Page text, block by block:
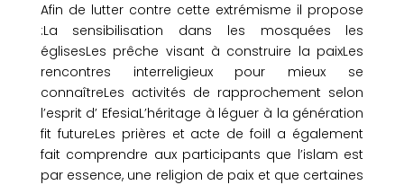
Afin de lutter contre cette extrémisme il propose
:La sensibilisation dans les mosquées les
églisesLes prêche visant à construire la paixLes
rencontres interreligieux pour mieux se
connaîtreLes activités de rapprochement selon
l’esprit d’ EfesiaL’héritage à léguer à la génération
fit futureLes prières et acte de foiIl a également
fait comprendre aux participants que l’islam est
par essence, une religion de paix et que certaines